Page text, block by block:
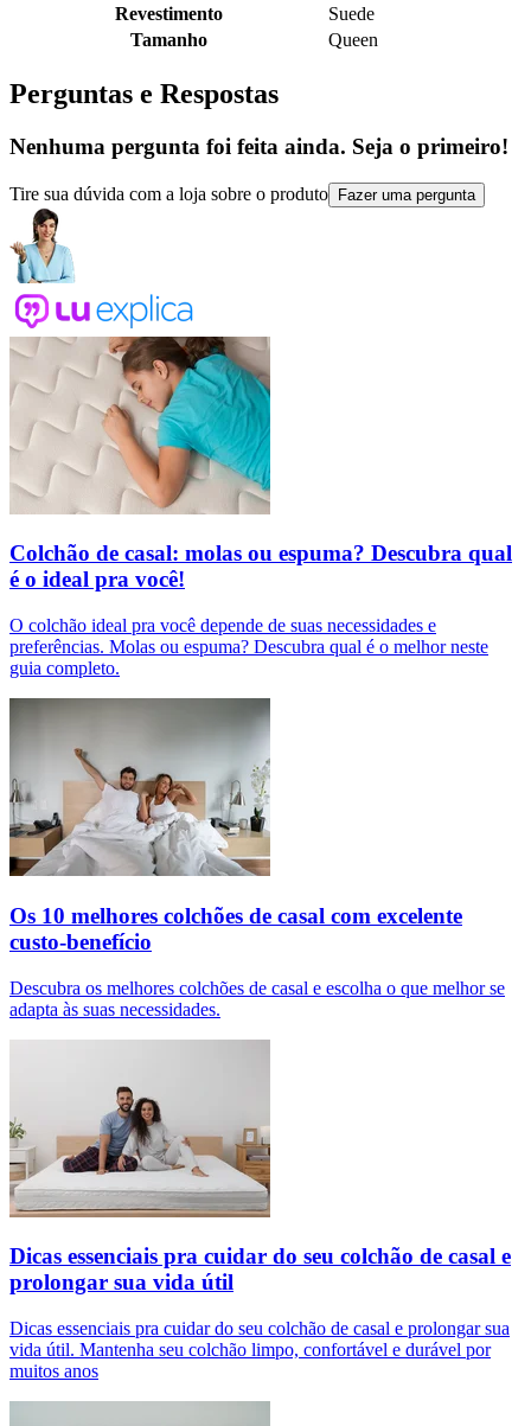
Revestimento
Suede
Tamanho
Queen
Perguntas e Respostas
Nenhuma pergunta foi feita ainda. Seja o primeiro!
Tire sua dúvida com a loja sobre o produto Fazer uma pergunta
Colchão de casal: molas ou espuma? Descubra qual
é o ideal pra você!
O colchão ideal pra você depende de suas necessidades e
preferências. Molas ou espuma? Descubra qual é o melhor neste
guia completo.
Os 10 melhores colchões de casal com excelente
custo-benefício
Descubra os melhores colchões de casal e escolha o que melhor se
adapta às suas necessidades.
Dicas essenciais pra cuidar do seu colchão de casal e
prolongar sua vida útil
Dicas essenciais pra cuidar do seu colchão de casal e prolongar sua
vida útil. Mantenha seu colchão limpo, confortável e durável por
muitos anos